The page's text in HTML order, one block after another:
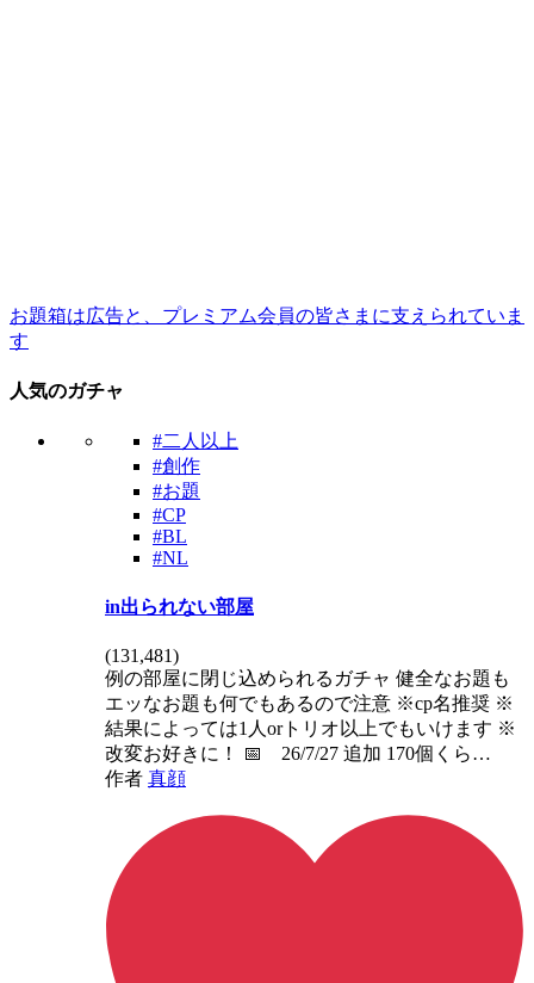
お題箱は広告と、プレミアム会員の皆さまに支えられていま
す
人気のガチャ
#二人以上
#創作
#お題
#CP
#BL
#NL
in出られない部屋
(131,481)
例の部屋に閉じ込められるガチャ 健全なお題も
エッなお題も何でもあるので注意 ※cp名推奨 ※
結果によっては1人orトリオ以上でもいけます ※
改変お好きに！ 📅 26/7/27 追加 170個くら…
作者 真顔